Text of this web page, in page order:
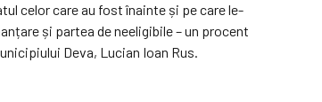
celor care au fost înainte și pe care le-
și partea de neeligibile – un procent
Deva, Lucian Ioan Rus.